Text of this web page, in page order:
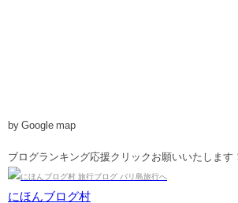
by Google map
ブログランキング応援クリックお願いいたします
にほんブログ村